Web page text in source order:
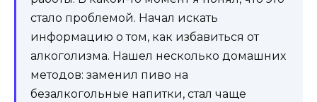
стало проблемой. Начал искать
информацию о том, как избавиться от
алкоголизма. Нашел несколько домашних
методов: заменил пиво на
безалкогольные напитки, стал чаще